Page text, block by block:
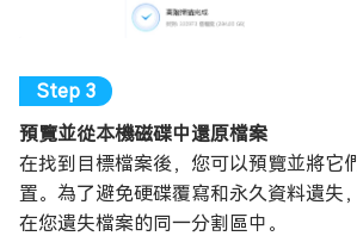
預覽並從本機磁碟中還原檔案
在找到目標檔案後，您可以預覽並將它
置。為了避免硬碟覆寫和永久資料遺失
在您遺失檔案的同一分割區中。